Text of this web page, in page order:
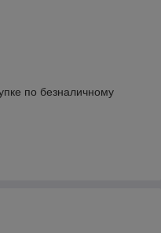
по безналичному